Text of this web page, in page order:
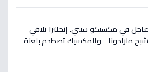
عاجل في مكسيكو سيتي: إنجلترا تلاقي
شبح مارادونا… والمكسيك تصطدم بلعنة